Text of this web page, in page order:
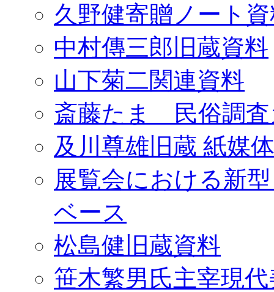
久野健寄贈ノート
中村傳三郎旧蔵資料
山下菊二関連資料
斎藤たま 民俗調査
及川尊雄旧蔵 紙媒
展覧会における新
ベース
松島健旧蔵資料
笹木繁男氏主宰現